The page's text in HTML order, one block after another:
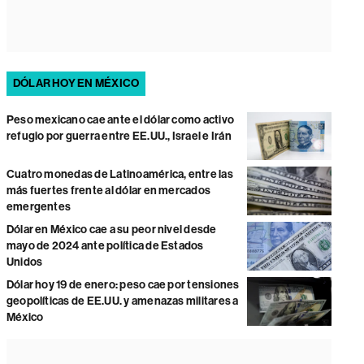
DÓLAR HOY EN MÉXICO
Peso mexicano cae ante el dólar como activo
refugio por guerra entre EE.UU., Israel e Irán
Cuatro monedas de Latinoamérica, entre las
más fuertes frente al dólar en mercados
emergentes
Dólar en México cae a su peor nivel desde
mayo de 2024 ante política de Estados
Unidos
Dólar hoy 19 de enero: peso cae por tensiones
geopolíticas de EE.UU. y amenazas militares a
México